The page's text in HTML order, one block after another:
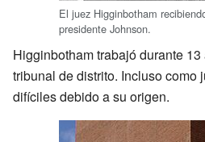
El juez Higginbotham
presidente Johnson.
Higginbotham trabajó durante
tribunal de distrito. Incluso como
difíciles debido a su origen.